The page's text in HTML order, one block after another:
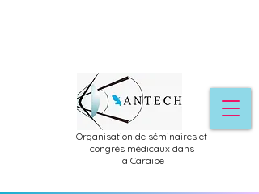
Organisation de séminaires et
congrès médicaux dans
la Caraïbe